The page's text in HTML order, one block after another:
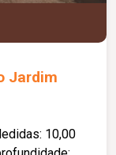
Jardim